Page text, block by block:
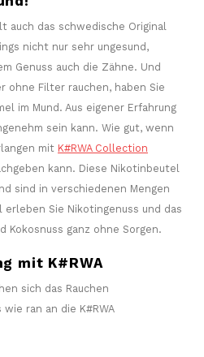
auch das schwedische Original
nicht nur sehr ungesund,
Genuss auch die Zähne. Und
ohne Filter rauchen, haben Sie
im Mund. Aus eigener Erfahrung
sein kann. Wie gut, wenn
mit K#RWA Collection
kann. Diese Nikotinbeutel
sind in verschiedenen Mengen
Sie Nikotingenuss und das
Kokosnuss ganz ohne Sorgen.
mit K#RWA
sich das Rauchen
ran an die K#RWA